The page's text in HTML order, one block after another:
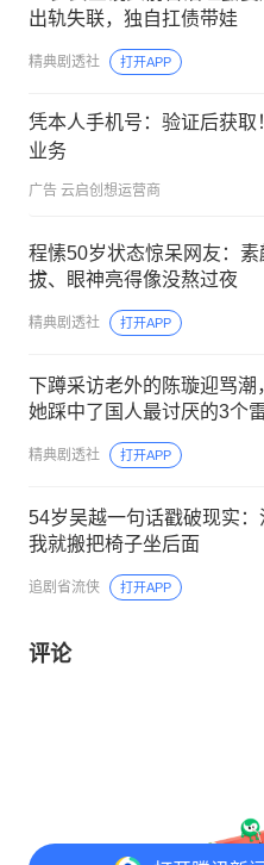
出轨失联，独自扛债带娃
精典剧透社 打开APP
凭本人手机号：验证后获取
业务
广告 云启创想运营商
程愫50岁状态惊呆网友：素
拔、眼神亮得像没熬过夜
精典剧透社 打开APP
下蹲采访老外的陈璇迎骂潮
她踩中了国人最讨厌的3个
精典剧透社 打开APP
54岁吴越一句话戳破现实：
我就搬把椅子坐后面
追剧省流侠 打开APP
评论